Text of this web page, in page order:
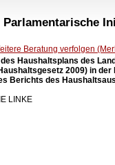
Beratung verfolgen
Haushaltsplans des
2009) in
Berichts des
LINKE